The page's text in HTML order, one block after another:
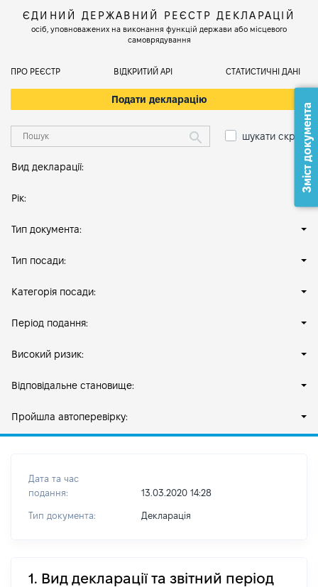
ЄДИНИЙ ДЕРЖАВНИЙ РЕЄСТР ДЕКЛАРАЦІЙ
осіб, уповноважених на виконання функцій держави або місцевого
самоврядування
ПРО РЕЄСТР ВІДКРИТИЙ АРІ СТАТИСТИЧНІ ДАНІ
Подати декларацію
шукати скрізь
Вид декларації:
Рік:
Тип документа:
Тип посади:
Категорія посади:
Період подання:
Високий ризик:
Відповідальне становище:
Пройшла автоперевірку:
Дата та час
подання:
13.03.2020 14:28
Тип документа: Декларація
1. Вид декларації та звітний період
Зміст документа